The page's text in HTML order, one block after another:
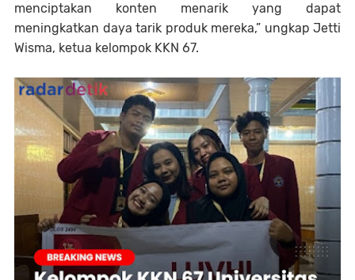
menciptakan konten menarik yang dapat
meningkatkan daya tarik produk mereka,” ungkap Jetti
Wisma, ketua kelompok KKN 67.